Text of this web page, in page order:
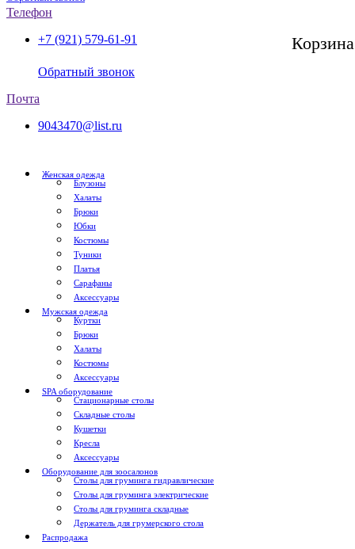
Корзина
Телефон
+7 (921) 579-61-91
Обратный звонок
Почта
9043470@list.ru
Женская одежда
Блузоны
Халаты
Брюки
Юбки
Костюмы
Туники
Платья
Сарафаны
Аксессуары
Мужская одежда
Куртки
Брюки
Халаты
Костюмы
Аксессуары
SPA оборудование
Стационарные столы
Складные столы
Кушетки
Кресла
Аксессуары
Оборудование для зоосалонов
Столы для груминга гидравлические
Столы для груминга электрические
Столы для груминга складные
Держатель для грумерского стола
Распродажа